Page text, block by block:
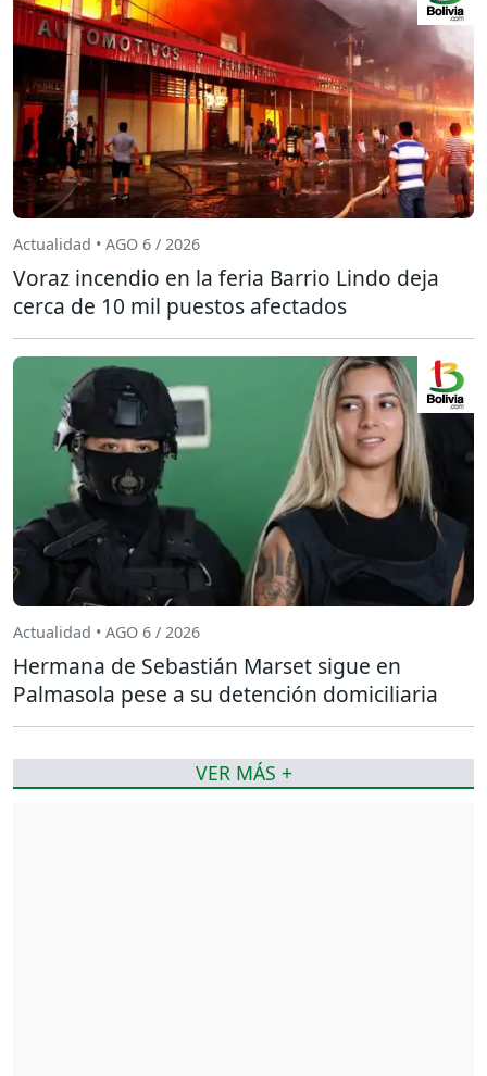
Actualidad • AGO 6 / 2026
Voraz incendio en la feria Barrio Lindo deja
cerca de 10 mil puestos afectados
Actualidad • AGO 6 / 2026
Hermana de Sebastián Marset sigue en
Palmasola pese a su detención domiciliaria
VER MÁS +